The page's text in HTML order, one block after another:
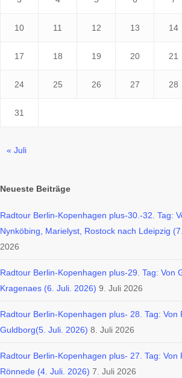
10 11 12 13 14
17 18 19 20 21
24 25 26 27 28
31
« Juli
Neueste Beiträge
Radtour Berlin-Kopenhagen plus-30.-32. Tag:
Nynköbing, Marielyst, Rostock nach Ldeipzig
2026
Radtour Berlin-Kopenhagen plus-29. Tag: Von
Kragenaes (6. Juli. 2026) 9. Juli 2026
Radtour Berlin-Kopenhagen plus- 28. Tag: Von
Guldborg(5. Juli. 2026) 8. Juli 2026
Radtour Berlin-Kopenhagen plus- 27. Tag: Von
Rönnede (4. Juli. 2026) 7. Juli 2026